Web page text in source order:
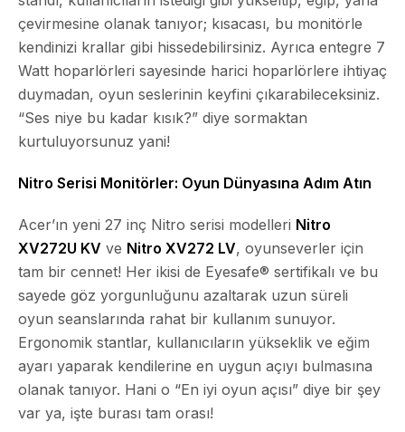
çevirmesine olanak tanıyor; kısacası, bu monitörle
kendinizi krallar gibi hissedebilirsiniz. Ayrıca entegre 7
Watt hoparlörleri sayesinde harici hoparlörlere ihtiyaç
duymadan, oyun seslerinin keyfini çıkarabileceksiniz.
“Ses niye bu kadar kısık?” diye sormaktan
kurtuluyorsunuz yani!
Nitro Serisi Monitörler: Oyun Dünyasına Adım Atın
Acer’ın yeni 27 inç Nitro serisi modelleri Nitro
XV272U KV ve Nitro XV272 LV, oyunseverler için
tam bir cennet! Her ikisi de Eyesafe® sertifikalı ve bu
sayede göz yorgunluğunu azaltarak uzun süreli
oyun seanslarında rahat bir kullanım sunuyor.
Ergonomik stantlar, kullanıcıların yükseklik ve eğim
ayarı yaparak kendilerine en uygun açıyı bulmasına
olanak tanıyor. Hani o “En iyi oyun açısı” diye bir şey
var ya, işte burası tam orası!